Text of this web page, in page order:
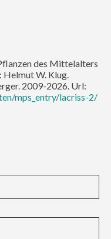
des Mittelalters
W. Klug.
2009-2026. Url:
mps_entry/lacriss-2/